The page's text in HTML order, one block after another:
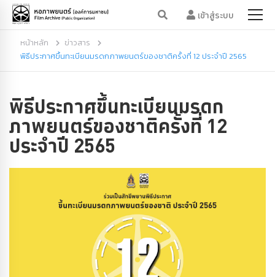
เข้าสู่ระบบ
หน้าหลัก
ข่าวสาร
พิธีประกาศขึ้นทะเบียนมรดกภาพยนตร์ของชาติครั้งที่ 12 ประจำปี 2565
พิธีประกาศขึ้นทะเบียนมรดก
ภาพยนตร์ของชาติครั้งที่ 12
ประจำปี 2565